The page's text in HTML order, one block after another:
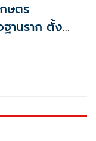
ษตร
านราก ตั้ง